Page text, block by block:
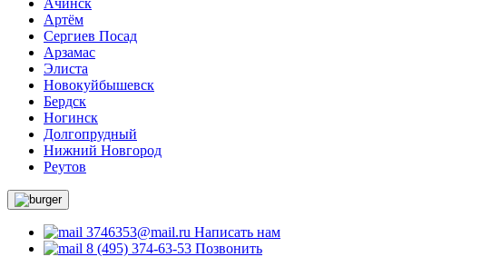
Артём
Сергиев Посад
Арзамас
Элиста
Новокуйбышевск
Бердск
Ногинск
Долгопрудный
Нижний Новгород
Реутов
3746353@mail.ru Написать нам
8 (495) 374-63-53 Позвонить